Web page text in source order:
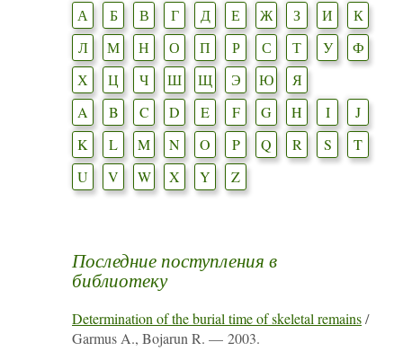
А Б В Г Д Е Ж З И
К
Л
М Н О П Р С Т У
Ф
Х
Ц Ч Ш Щ Э Ю
Я
A
B C D E F G H I
J
K
L M N O P Q R S
T
U
V W X Y Z
Последние поступления в
библиотеку
Determination of the burial time of skeletal remains/
Garmus A., Bojarun R. — 2003.